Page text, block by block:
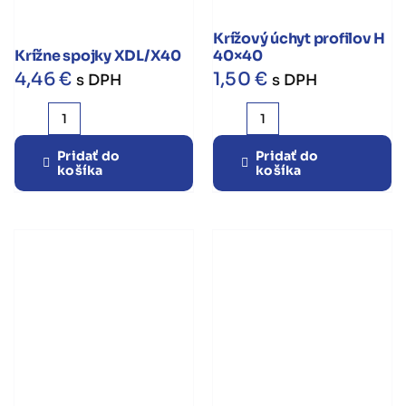
Krížne spojky XDL/X40
4,46€ s DPH
množstvo
Krížne
spojky
XDL/X40
Pridať do
košíka
Krížový úchyt profilov H
40×40
1,50€ s DPH
množstvo
Krížový
úchyt
profilov
Pridať do
košíka